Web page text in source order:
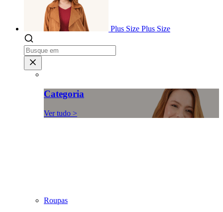
Plus Size Plus Size
Categoria
Ver tudo >
Roupas